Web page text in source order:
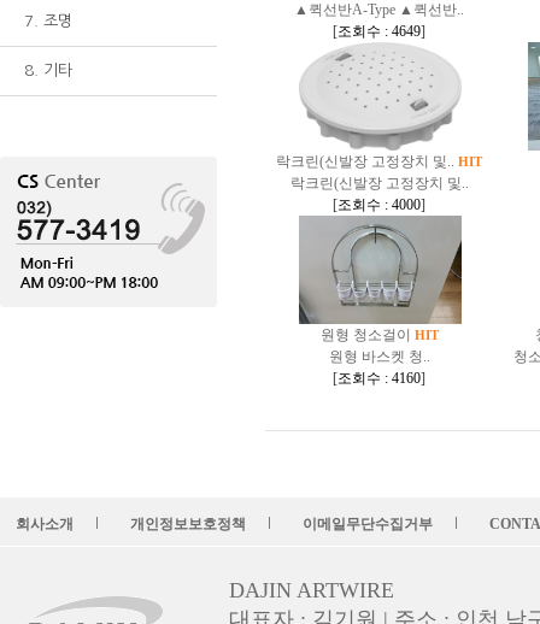
7. 조명
8. 기타
▲퀵선반A-Type ▲퀵선반..
[조회수 : 4649]
락크린(신발장 고정장치 및.. HIT
락크린(신발장 고정장치 및..
[조회수 : 4000]
원형 청소걸이 HIT
원형 바스켓 청..
[조회수 : 4160]
청
회사소개 개인정보보호정책 이메일무단수집거부
DAJIN ARTWIRE
대표자 : 김기원 | 주소 : 인천 남